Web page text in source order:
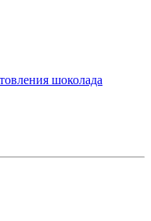
шоколада